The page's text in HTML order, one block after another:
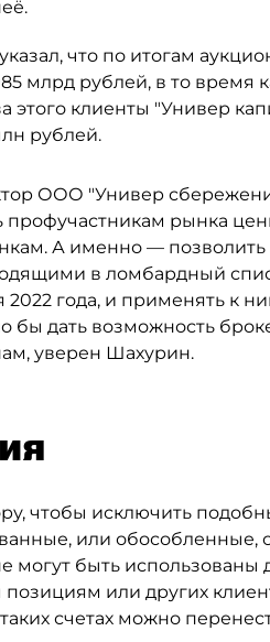
что по итогам
млрд рублей, в то время
этого клиенты "Универ
рублей.
ООО "Универ
профучастникам рынка
А именно —
в ломбардный
года, и применять к
бы дать возможность
уверен Шахурин.
чтобы исключить
или обособленные,
могут быть использованы
или других
счетах можно